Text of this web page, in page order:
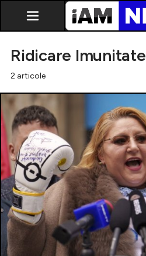
Exclusiv
Ridicare Imunitate
2 articole